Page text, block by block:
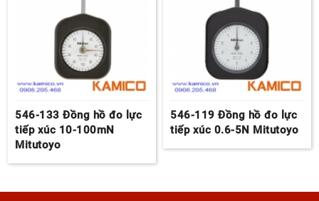
546-133 Đồng hồ đo lực
tiếp xúc 10-100mN
Mitutoyo
546-119 Đồng hồ đo lực
tiếp xúc 0.6-5N Mitutoyo